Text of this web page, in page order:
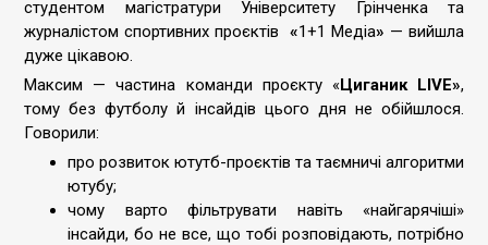
студентом магістратури Університету Грінченка та
журналістом спортивних проєктів «1+1 Медіа» — вийшла
дуже цікавою.
Максим — частина команди проєкту «Циганик LIVE»,
тому без футболу й інсайдів цього дня не обійшлося.
Говорили:
про розвиток ютутб-проєктів та таємничі алгоритми
ютубу;
чому варто фільтрувати навіть «найгарячіші»
інсайди, бо не все, що тобі розповідають, потрібно